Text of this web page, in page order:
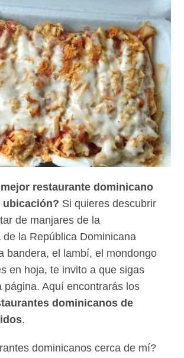
restaurante dominicano
ubicación? Si quieres descubrir
de manjares de la
la República Dominicana
bandera, el lambí, el mondongo
en hoja, te invito a que sigas
página. Aquí encontrarás los
dominicanos de
.
dominicanos cerca de mí?